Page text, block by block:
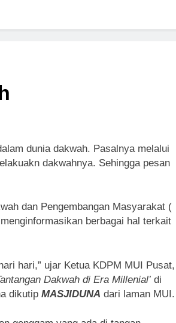
dunia dakwah. Pasalnya melalui
dakwahnya. Sehingga pesan
dan Pengembangan Masyarakat (
berbagai hal terkait
hari,” ujar Ketua KDPM MUI Pusat,
Dakwah di Era Millenial’ di
dikutip MASJIDUNA dari laman MUI.